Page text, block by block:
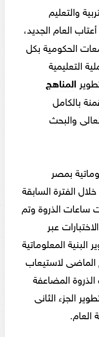
والتعليم
العام الجديد،
الحكومية بكل
التعليمية
المناهج
بالكامل
والبحث
بمصر
الفترة السابقة
الذروة وتم
عبر
المعلوماتية
الماضى لاستيعاب
المضاعفة
الجزء الثانى
العام.